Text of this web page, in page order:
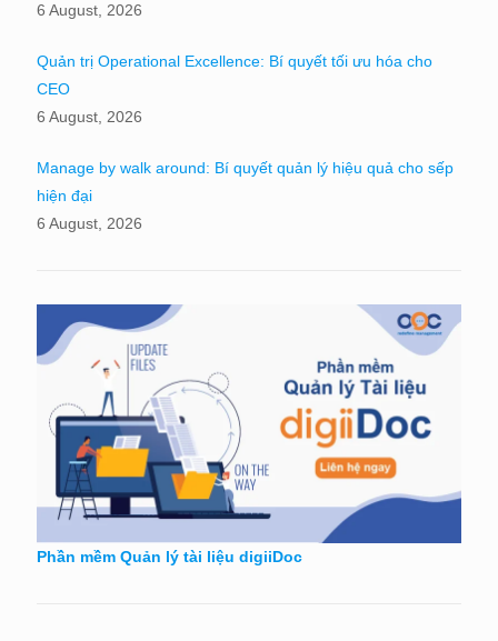
6 August, 2026
Quản trị Operational Excellence: Bí quyết tối ưu hóa cho
CEO
6 August, 2026
Manage by walk around: Bí quyết quản lý hiệu quả cho sếp
hiện đại
6 August, 2026
Phần mềm Quản lý tài liệu digiiDoc